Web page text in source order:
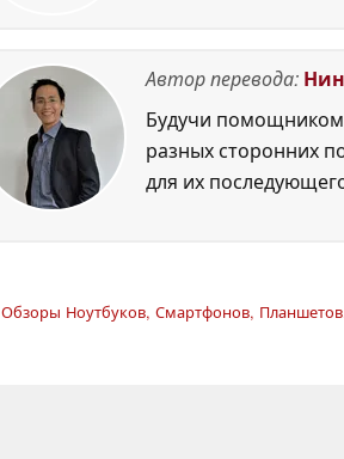
Автор перевода:
Будучи
разных сторонних
для их
Обзоры Ноутбуков, Смартфонов,